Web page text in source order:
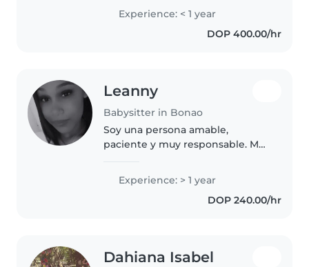
previa como niñera, me encanta
cuidar de niños de todas las
edades, desde bebés hasta niños
Experience: < 1 year
DOP 400.00/hr
Leanny
Babysitter in Bonao
Soy una persona amable,
paciente y muy responsable. Me
ambiente seguro donde puedan
jugar, aprender y sentirse
Experience: > 1 year
DOP 240.00/hr
Dahiana Isabel